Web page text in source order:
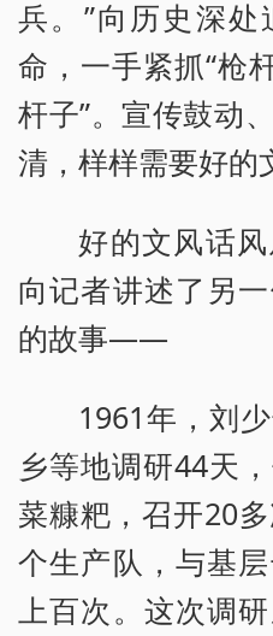
兵。”向历史深
命，一手紧抓“枪
杆子”。宣传鼓动
清，样样需要好的
好的文风话
向记者讲述了另
的故事——
1961年，刘
乡等地调研44天
菜糠粑，召开20
个生产队，与基
上百次。这次调